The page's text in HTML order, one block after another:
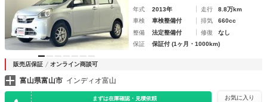
年式 2013年 走行
8.8万km
車検
車検整備付 排気
660cc
整備
法定整備付 修復
なし
保証
保証付 (1ヶ月・1000km)
販売店保証 オンライン商談可
富山県富山市 インディオ富山
まずは在庫確認・見積依頼 お気に入り